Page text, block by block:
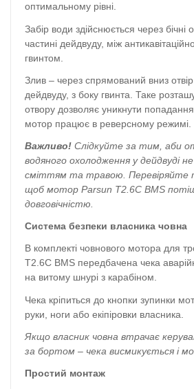
оптимальному рівні.
Забір води здійснюється через бічні
частині дейдвуду, між
гвинтом.
Злив – через спрямований вниз отвір
дейдвуду, з боку гвинта. Таке
отвору дозволяє уникнути
мотор працює в реверсному режимі.
Важливо! Слідкуйте за тим, аби
водяного охолодження у дейдвуді
сміттям та травою. Перевіряйте
щоб мотор Parsun T2.6С BMS
довговічністю.
Система безпеки власника човна
В комплекті човнового мотора для
T2.6С BMS передбачена чека
на витому шнурі з карабіном.
Чека кріпиться до кнопки зупинки
руки, ноги або екіпіровки власника.
Якщо власник човна втрачає
за бортом – чека висмикується і
Простий монтаж